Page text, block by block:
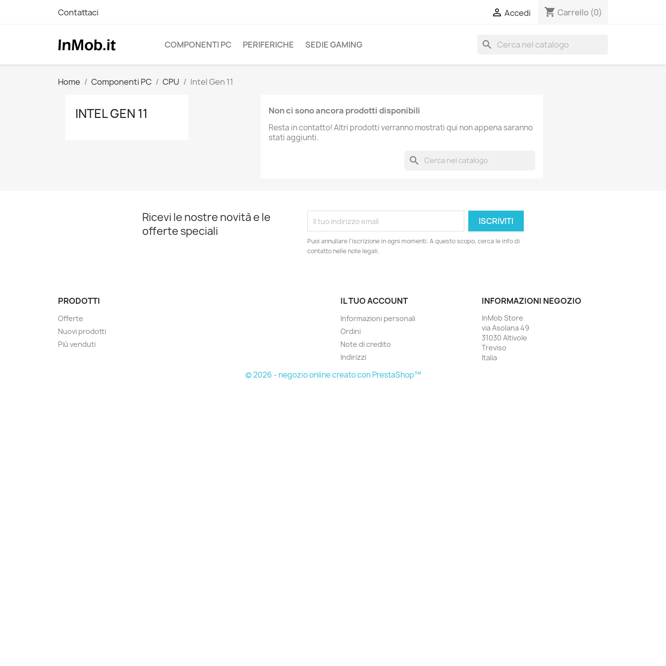
Contattaci  Accedi shopping_cart Carrello (0)
COMPONENTI PC PERIFERICHE SEDIE GAMING search
Home Componenti PC CPU Intel Gen 11
INTEL GEN 11 Non ci sono ancora prodotti disponibili
Resta in contatto! Altri prodotti verranno mostrati qui non appena saranno
stati aggiunti.
search
Ricevi le nostre novità e le
offerte speciali
Puoi annullare l'iscrizione in ogni momenti. A questo scopo, cerca le info di
contatto nelle note legali.
PRODOTTI
Offerte
Nuovi prodotti
Più venduti
IL TUO ACCOUNT
Informazioni personali
Ordini
Note di credito
Indirizzi
INFORMAZIONI NEGOZIO
InMob Store
via Asolana 49
31030 Altivole
Treviso
Italia
© 2026 - negozio online creato con PrestaShop™